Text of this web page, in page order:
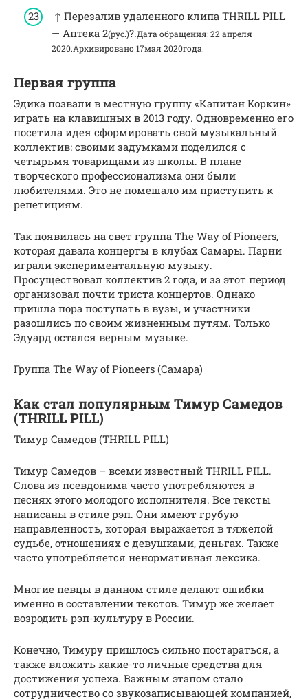
↑ Перезалив удаленного клипа THRILL PILL
— Аптека 2(рус.)?.Дата обращения: 22 апреля
2020.Архивировано 17мая 2020года.
Первая группа
Эдика позвали в местную группу «Капитан Коркин»
играть на клавишных в 2013 году. Одновременно его
посетила идея сформировать свой музыкальный
коллектив: своими задумками поделился с
четырьмя товарищами из школы. В плане
творческого профессионализма они были
любителями. Это не помешало им приступить к
репетициям.
Так появилась на свет группа The Way of Pioneers,
которая давала концерты в клубах Самары. Парни
играли экспериментальную музыку.
Просуществовал коллектив 2 года, и за этот период
организовал почти триста концертов. Однако
пришла пора поступать в вузы, и участники
разошлись по своим жизненным путям. Только
Эдуард остался верным музыке.
Группа The Way of Pioneers (Самара)
Как стал популярным Тимур Самедов
(THRILL PILL)
Тимур Самедов (THRILL PILL)
Тимур Самедов – всеми известный THRILL PILL.
Слова из псевдонима часто употребляются в
песнях этого молодого исполнителя. Все тексты
написаны в стиле рэп. Они имеют грубую
направленность, которая выражается в тяжелой
судьбе, отношениях с девушками, деньгах. Также
часто употребляется ненормативная лексика.
Многие певцы в данном стиле делают ошибки
именно в составлении текстов. Тимур же желает
возродить рэп-культуру в России.
Конечно, Тимуру пришлось сильно постараться, а
также вложить какие-то личные средства для
достижения успеха. Важным этапом стало
сотрудничество со звукозаписывающей компанией,